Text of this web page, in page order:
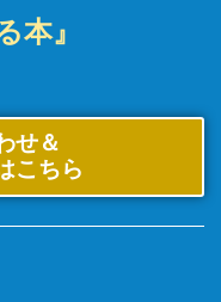
本』
せ＆
こちら